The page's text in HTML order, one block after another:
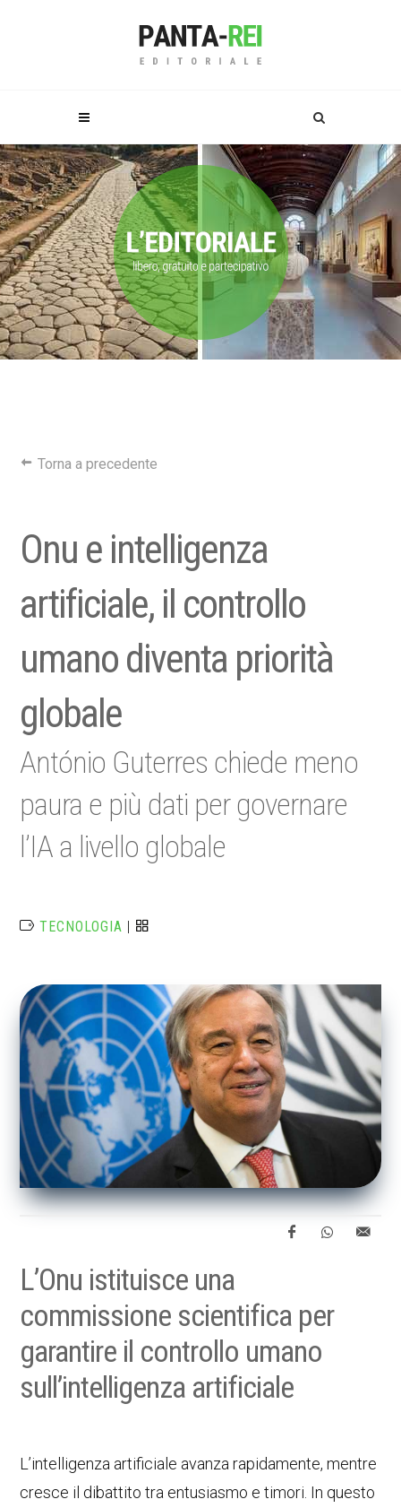
Torna a precedente
Onu e intelligenza
artificiale, il controllo
umano diventa priorità
globale
António Guterres chiede meno
paura e più dati per governare
l’IA a livello globale
TECNOLOGIA |
L’Onu istituisce una
commissione scientifica per
garantire il controllo umano
sull’intelligenza artificiale
L’intelligenza artificiale avanza rapidamente, mentre
cresce il dibattito tra entusiasmo e timori. In questo